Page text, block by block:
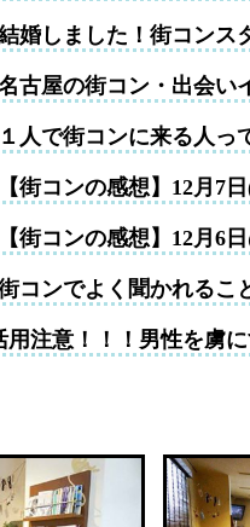
婚しました！街コンス
古屋の街コン・出会い
１人で街コンに来る人っ
【街コンの感想】12月7
【街コンの感想】12月6
コンでよく聞かれるこ
用注意！！！男性を虜